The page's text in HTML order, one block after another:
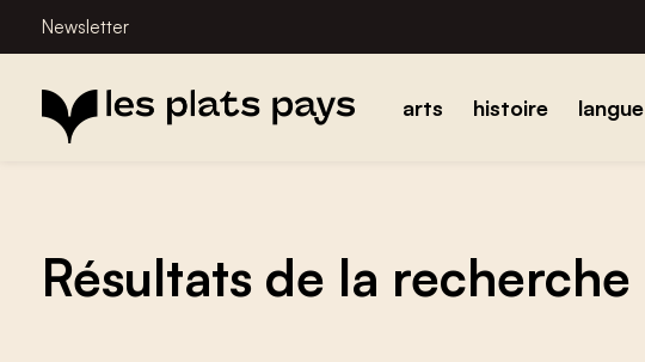
Newsletter
arts histoire langue
Résultats de la recherche